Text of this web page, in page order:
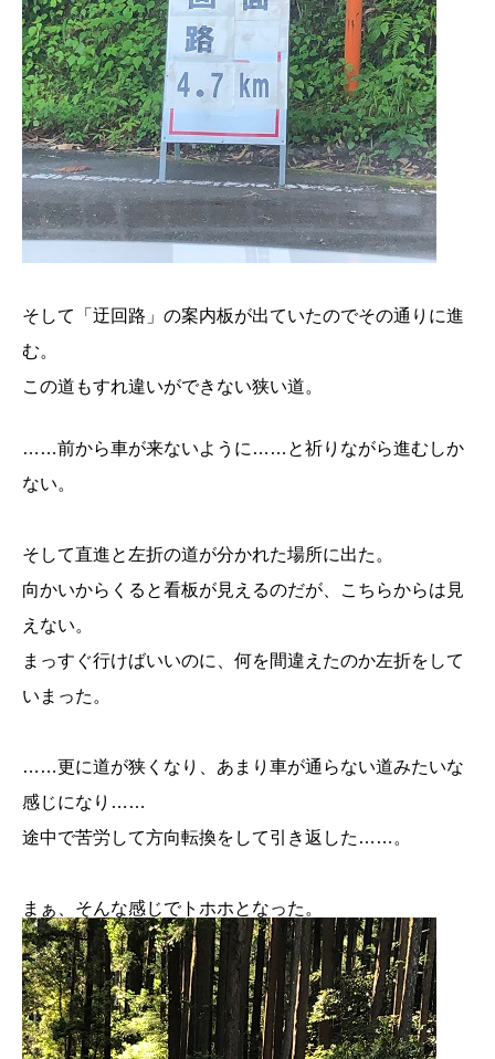
そして「迂回路」の案内板が出ていたのでその通りに進
む。
この道もすれ違いができない狭い道。
……前から車が来ないように……と祈りながら進むしか
ない。
そして直進と左折の道が分かれた場所に出た。
向かいからくると看板が見えるのだが、こちらからは見
えない。
まっすぐ行けばいいのに、何を間違えたのか左折をして
いまった。
……更に道が狭くなり、あまり車が通らない道みたいな
感じになり……
途中で苦労して方向転換をして引き返した……。
まぁ、そんな感じでトホホとなった。